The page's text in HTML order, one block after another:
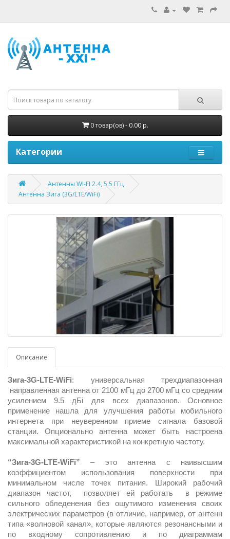
0 товар(ов) - 0.00 р.
Категории
Антенны WI-FI 2.4, 5.5 ГГц
Антенна Зига (3G/LTE/WiFi)
Описание
Зига-3G-LTE-WiFi: универсальная трехдиапазонная
направленная антенна от 2100 мГц до 2700 мГц со средним
усилением 9.5 дБi для всех диапазонов. Основное
применение нашла для улучшения работы мобильного
интернета при неуверенном приеме сигнала базовой
станции. Опционально антенна может быть настроена
максимальной характеристикой на конкретную частоту.
“Зига-3G-LTE-WiFi” – это антенна с наивысшим
коэффициентом использования поверхности при
минимальном числе точек питания. Широкий рабочий
диапазон частот, позволяет ей работать в режиме
сильного обледенения без ощутимого изменения своих
электрических параметров (в отличие, например, от антенн
типа «волновой канал», которые являются резонансными и
по входному сопротивлению и по диаграммам